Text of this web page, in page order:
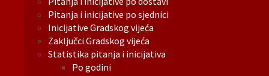
Pitanja i inicijative po sjednici
Inicijative Gradskog vijeća
Zaključci Gradskog vijeća
Statistika pitanja i inicijativa
Po godini